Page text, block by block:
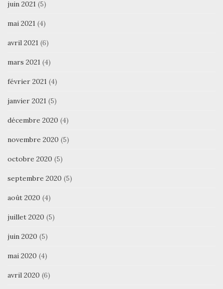
juin 2021 (5)
mai 2021 (4)
avril 2021 (6)
mars 2021 (4)
février 2021 (4)
janvier 2021 (5)
décembre 2020 (4)
novembre 2020 (5)
octobre 2020 (5)
septembre 2020 (5)
août 2020 (4)
juillet 2020 (5)
juin 2020 (5)
mai 2020 (4)
avril 2020 (6)